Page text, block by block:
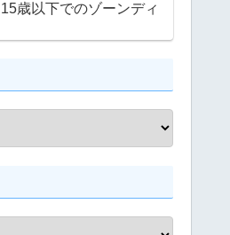
歳以下でのゾーンディ